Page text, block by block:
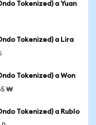
Tokenized) a Yuan
Tokenized) a Lira
Tokenized) a Won
₩
Tokenized) a Rublo